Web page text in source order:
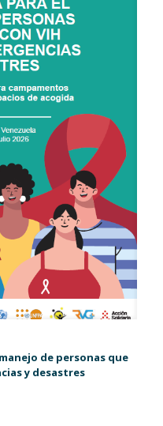
de personas que
y desastres